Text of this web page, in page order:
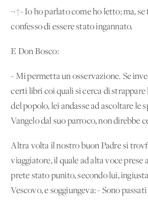
¬†- Io ho parlato come ho letto; ma,
confesso di essere stato ingannato.
E Don Bosco:
- Mi permetta un'osservazione. Se
certi libri coi quali si cerca di strappare
del popolo, lei andasse ad ascoltare le
Vangelo dal suo parroco, non direbbe
Altra volta il nostro buon Padre si
viaggiatore, il quale ad alta voce prese
prete stato punito, secondo lui,
Vescovo, e soggiungeva: - Sono